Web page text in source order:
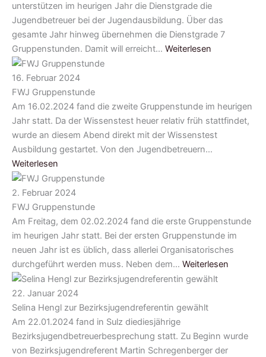
unterstützen im heurigen Jahr die Dienstgrade die
Jugendbetreuer bei der Jugendausbildung. Über das
gesamte Jahr hinweg übernehmen die Dienstgrade 7
Gruppenstunden. Damit will erreicht… Weiterlesen
16. Februar 2024
FWJ Gruppenstunde
Am 16.02.2024 fand die zweite Gruppenstunde im heurigen
Jahr statt. Da der Wissenstest heuer relativ früh stattfindet,
wurde an diesem Abend direkt mit der Wissenstest
Ausbildung gestartet. Von den Jugendbetreuern…
Weiterlesen
2. Februar 2024
FWJ Gruppenstunde
Am Freitag, dem 02.02.2024 fand die erste Gruppenstunde
im heurigen Jahr statt. Bei der ersten Gruppenstunde im
neuen Jahr ist es üblich, dass allerlei Organisatorisches
durchgeführt werden muss. Neben dem… Weiterlesen
22. Januar 2024
Selina Hengl zur Bezirksjugendreferentin gewählt
Am 22.01.2024 fand in Sulz diediesjährige
Bezirksjugendbetreuerbesprechung statt. Zu Beginn wurde
von Bezirksjugendreferent Martin Schregenberger der